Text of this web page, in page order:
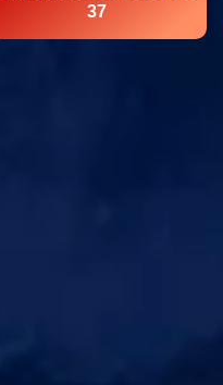
37